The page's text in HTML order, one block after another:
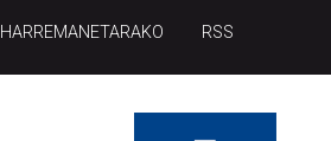
HARREMANETARAKO RSS